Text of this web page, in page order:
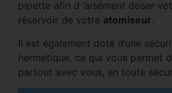
pipette afin d ‘aisément doser
réservoir de votre atomiseur.
Il est également doté d’une
hermétique, ce qui vous permet
partout avec vous, en toute